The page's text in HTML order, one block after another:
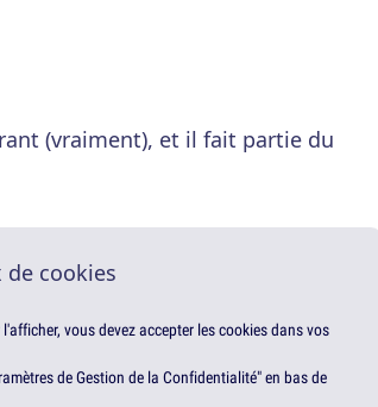
(vraiment), et il fait partie du
cookies
vous devez accepter les cookies dans vos
de Gestion de la Confidentialité" en bas de